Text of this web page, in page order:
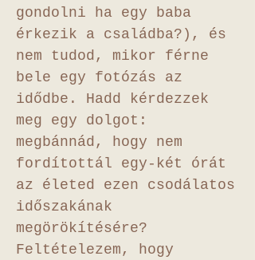
gondolni ha egy baba
érkezik a családba?), és
nem tudod, mikor férne
bele egy fotózás az
idődbe. Hadd kérdezzek
meg egy dolgot:
megbánnád, hogy nem
fordítottál egy-két órát
az életed ezen csodálatos
időszakának
megörökítésére?
Feltételezem, hogy